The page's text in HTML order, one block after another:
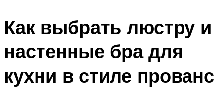
Как выбрать люстру и
настенные бра для
кухни в стиле прованс